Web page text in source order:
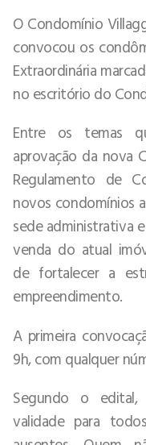
O Condomínio
convocou os
Extraordinária
no escritório do
Entre os temas
aprovação da nova
Regulamento de
novos condomínios
sede administrativa
venda do atual
de fortalecer a
empreendimento.
A primeira
9h, com qualquer
Segundo o edital,
validade para